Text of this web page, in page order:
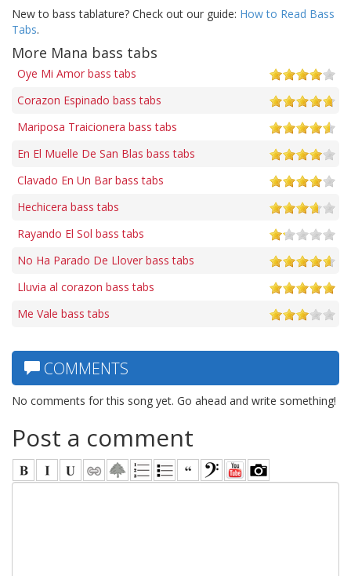
New to bass tablature? Check out our guide: How to Read Bass
Tabs.
More Mana bass tabs
Oye Mi Amor bass tabs
Corazon Espinado bass tabs
Mariposa Traicionera bass tabs
En El Muelle De San Blas bass tabs
Clavado En Un Bar bass tabs
Hechicera bass tabs
Rayando El Sol bass tabs
No Ha Parado De Llover bass tabs
Lluvia al corazon bass tabs
Me Vale bass tabs
COMMENTS
No comments for this song yet. Go ahead and write something!
Post a comment